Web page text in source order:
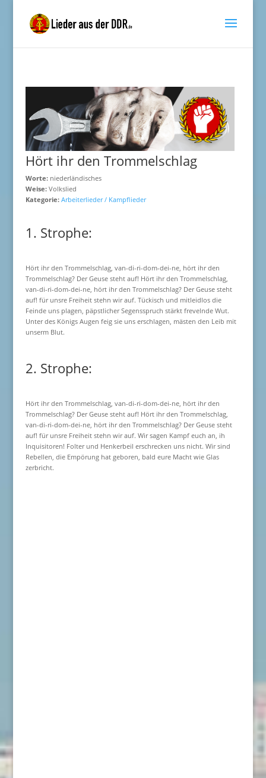
Hört ihr den Trommelschlag
Worte:niederländisches
Weise:Volkslied
Kategorie: Arbeiterlieder / Kampflieder
1. Strophe:
Hört ihr den Trommelschlag, van-di-ri-dom-dei-ne, hört ihr den
Trommelschlag? Der Geuse steht auf! Hört ihr den Trommelschlag,
van-di-ri-dom-dei-ne, hört ihr den Trommelschlag? Der Geuse steht
auf! für unsre Freiheit stehn wir auf. Tückisch und mitleidlos die
Feinde uns plagen, päpstlicher Segensspruch stärkt frevelnde Wut.
Unter des Königs Augen feig sie uns erschlagen, mästen den Leib mit
unserm Blut.
2. Strophe:
Hört ihr den Trommelschlag, van-di-ri-dom-dei-ne, hört ihr den
Trommelschlag? Der Geuse steht auf! Hört ihr den Trommelschlag,
van-di-ri-dom-dei-ne, hört ihr den Trommelschlag? Der Geuse steht
auf! für unsre Freiheit stehn wir auf. Wir sagen Kampf euch an, ih
Inquisitoren! Folter und Henkerbeil erschrecken uns nicht. Wir sind
Rebellen, die Empörung hat geboren, bald eure Macht wie Glas
zerbricht.